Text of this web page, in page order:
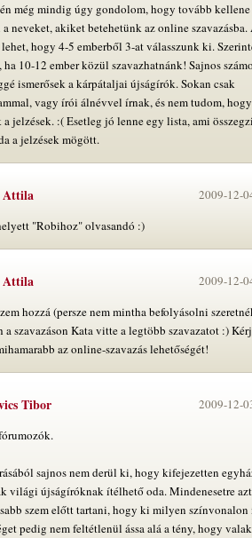
még mindig úgy gondolom, hogy tovább kellene
neveket, akiket betehetünk az online szavazásba.
lehet, hogy 4-5 emberből 3-at válasszunk ki.
10-12 ember közül szavazhatnánk! Sajnos
ismerősek a kárpátaljai újságírók. Sokan csak
vagy írói álnévvel írnak, és nem tudom,
a jelzések. :( Esetleg jó lenne egy lista, ami
a jelzések mögött.
Attila 2009-12-
"Robihoz" olvasandó :)
Attila 2009-12-
hozzá (persze nem mintha befolyásolni
a szavazáson Kata vitte a legtöbb szavazatot :)
az online-szavazás lehetőségét!
Tibor 2009-12-
sajnos nem derül ki, hogy kifejezetten
világi újságíróknak ítélhető oda. Mindenesetre
szem előtt tartani, hogy ki milyen színvonalon
pedig nem feltétlenül ássa alá a tény, hogy